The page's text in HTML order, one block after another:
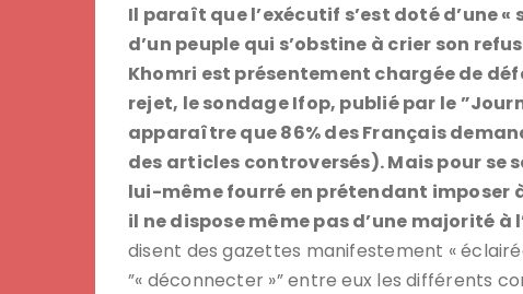
Il paraît que l’exécutif s’est doté d’une
d’un peuple qui s’obstine à crier son
Khomri est présentement chargée de
rejet, le sondage Ifop, publié par le
apparaître que 86% des Français
des articles controversés). Mais pour se
lui-même fourré en prétendant imposer
il ne dispose même pas d’une majorité à
disent des gazettes manifestement «
”« déconnecter »” entre eux les différents